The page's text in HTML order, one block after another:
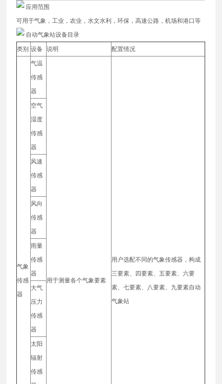
应用范围
可用于气象，工业，农业，水文水利，环保，高速公路，机场和港口等
自动气象站设备目录
类别 设备 说明 配置情况
气象
传感
器
气温
传感
器
用于测量各个气象要素
用户选配不同的气象传感器，构成
三要素、四要素、五要素、六要
素、七要素、八要素、九要素自动
气象站
空气
湿度
传感
器
风速
传感
器
风向
传感
器
雨量
传感
器
大气
压力
传感
器
太阳
辐射
传感